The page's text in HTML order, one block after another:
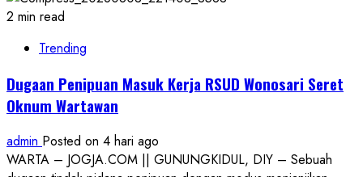
2 min read
Trending
Dugaan Penipuan Masuk Kerja RSUD Wonosari Seret
Oknum Wartawan
admin Posted on 4 hari ago
WARTA – JOGJA.COM || GUNUNGKIDUL, DIY – Sebuah